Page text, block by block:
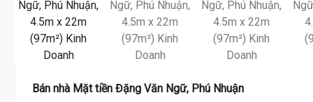
Bán nhà Mặt tiền Đặng Văn Ngữ, Phú Nhuận